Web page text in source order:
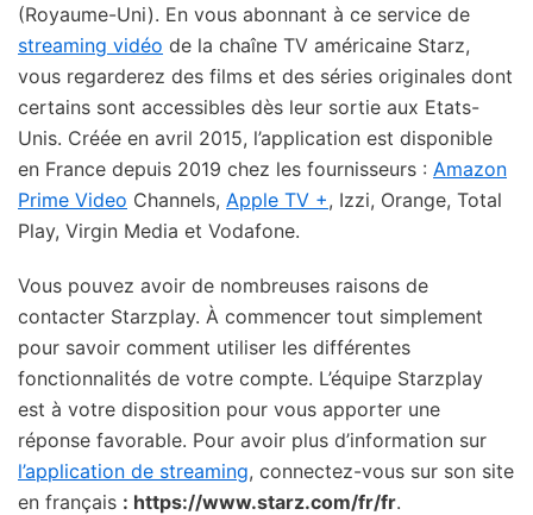
(Royaume-Uni). En vous abonnant à ce service de
streaming vidéo de la chaîne TV américaine Starz,
vous regarderez des films et des séries originales dont
certains sont accessibles dès leur sortie aux Etats-
Unis. Créée en avril 2015, l’application est disponible
en France depuis 2019 chez les fournisseurs : Amazon
Prime Video Channels, Apple TV +, Izzi, Orange, Total
Play, Virgin Media et Vodafone.
Vous pouvez avoir de nombreuses raisons de
contacter Starzplay. À commencer tout simplement
pour savoir comment utiliser les différentes
fonctionnalités de votre compte. L’équipe Starzplay
est à votre disposition pour vous apporter une
réponse favorable. Pour avoir plus d’information sur
l’application de streaming, connectez-vous sur son site
en français : https://www.starz.com/fr/fr.